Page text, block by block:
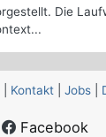
Die
Kontakt Jobs
Facebook